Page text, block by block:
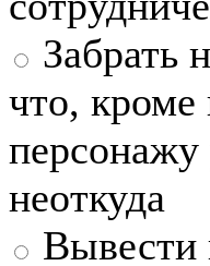
Забрать
что,
персонажу
неоткуда
Вывести